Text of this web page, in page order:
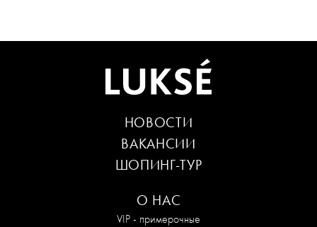
О НАС
VIP - примерочные
НОВОСТИ
ВАКАНСИИ
ШОПИНГ-ТУР